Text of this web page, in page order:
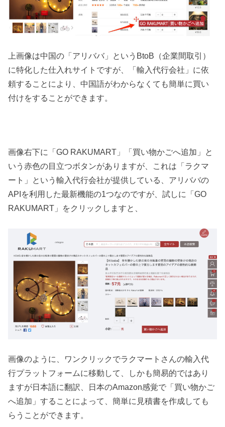
上画像は中国の「アリババ」というBtoB（企業間取引）
に特化した仕入れサイトですが、「輸入代行会社」に依
頼することにより、中国語がわからなくても簡単に買い
付けをすることができます。
画像右下に「GO RAKUMART」「買い物かごへ追加」と
いう赤色の目立つボタンがありますが、これは「ラクマ
ート」という輸入代行会社が提供している、アリババの
APIを利用した最新機能の1つなのですが、試しに「GO
RAKUMART」をクリックしますと、
画像のように、ワンクリックでラクマートさんの輸入代
行プラットフォームに移動して、しかも簡易的ではあり
ますが日本語に翻訳、日本のAmazon感覚で「買い物かご
へ追加」することによって、簡単に見積書を作成しても
らうことができます。